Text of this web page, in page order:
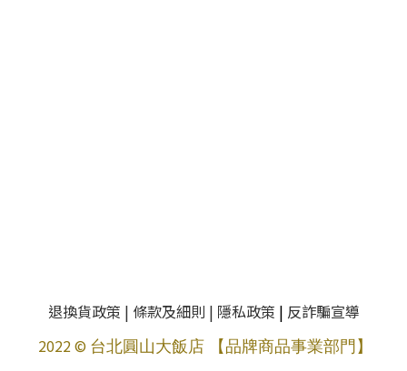
退換貨政策 | 條款及細則 | 隱私政策 | 反詐騙宣導
2022 © 台北圓山大飯店 【品牌商品事業部門】